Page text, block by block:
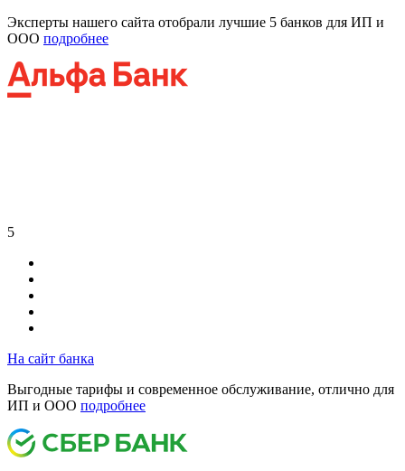
Эксперты нашего сайта отобрали лучшие 5 банков для ИП и
ООО подробнее
5
На сайт банка
Выгодные тарифы и современное обслуживание, отлично для
ИП и ООО подробнее